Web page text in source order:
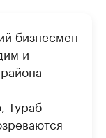
бизнесмен
и
Тураб